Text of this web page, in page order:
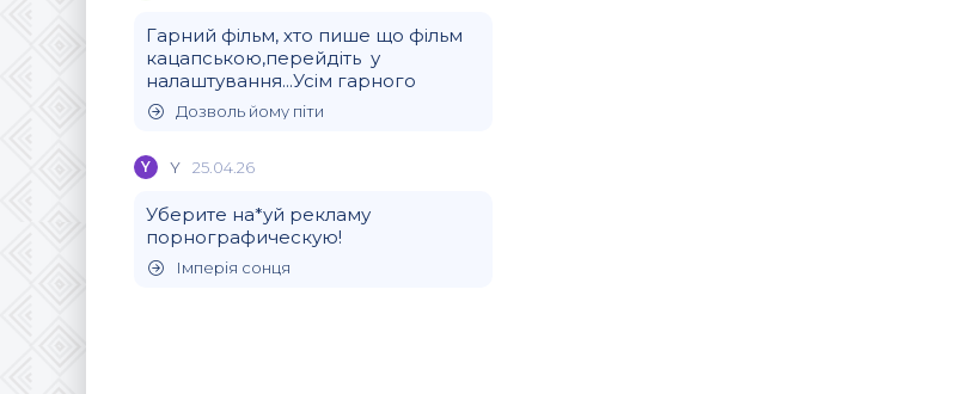
Гарний фільм, хто пише що фільм
кацапською,перейдіть у
налаштування...Усім гарного
Дозволь йому піти
Y Y 25.04.26
Уберите на*уй рекламу
порнографическую!
Імперія сонця